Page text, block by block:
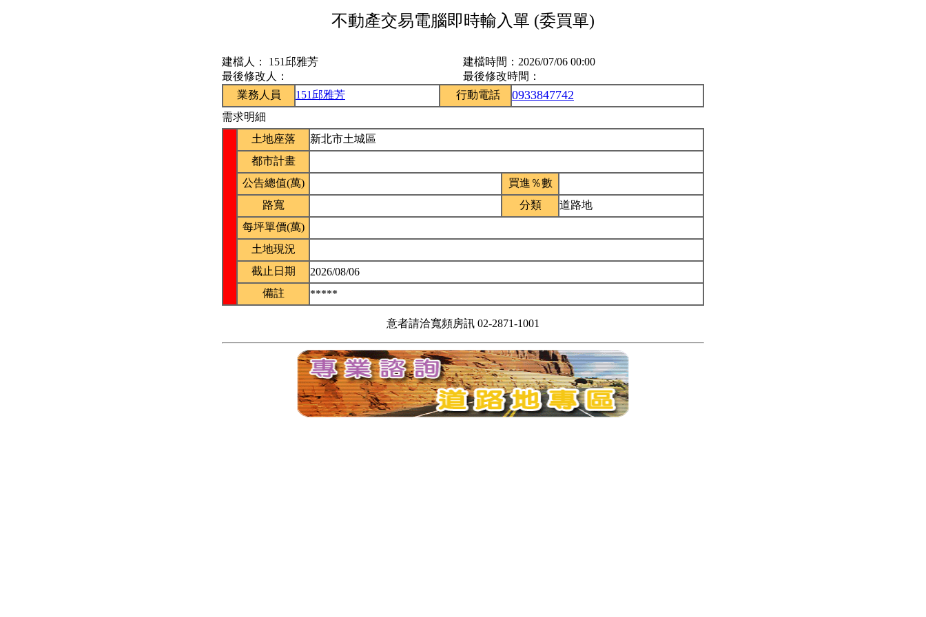
不動產交易電腦即時輸入單 (委買單)
建檔人： 151邱雅芳 建檔時間： 2026/07/06 00:00
最後修改人：
最後修改時間：
業務人員
151邱雅芳 行動電話 0933847742
需求明細
土地座落
新北市土城區
都市計畫
公告總值(萬)
買進％數
路寬
分類
道路地
每坪單價(萬)
土地現況
截止日期
2026/08/06
備註
*****
意者請洽寬頻房訊 02-2871-1001